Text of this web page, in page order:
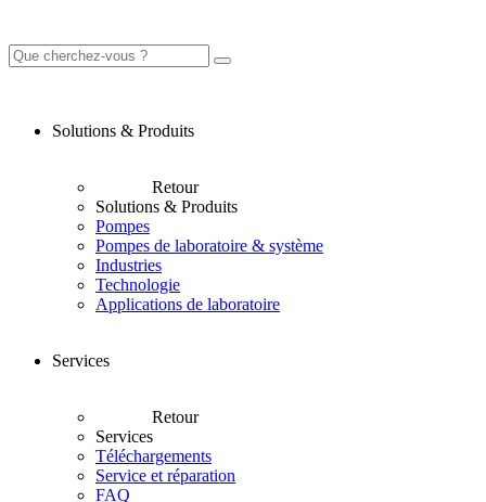
Solutions & Produits
Retour
Solutions & Produits
Pompes
Pompes de laboratoire & système
Industries
Technologie
Applications de laboratoire
Services
Retour
Services
Téléchargements
Service et réparation
FAQ